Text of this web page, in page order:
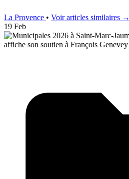
La Provence • Voir articles similaires →
19 Feb